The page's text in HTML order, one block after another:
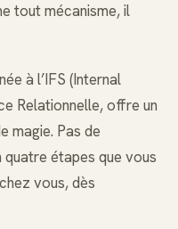
tout mécanisme, il
à l’IFS (Internal
Relationnelle, offre un
magie. Pas de
étapes que vous
vous, dès